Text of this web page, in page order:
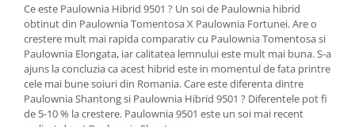
Ce este Paulownia Hibrid 9501 ? Un soi de Paulownia hibrid
obtinut din Paulownia Tomentosa X Paulownia Fortunei. Are o
crestere mult mai rapida comparativ cu Paulownia Tomentosa si
Paulownia Elongata, iar calitatea lemnului este mult mai buna. S-a
ajuns la concluzia ca acest hibrid este in momentul de fata printre
cele mai bune soiuri din Romania. Care este diferenta dintre
Paulownia Shantong si Paulownia Hibrid 9501 ? Diferentele pot fi
de 5-10 % la crestere. Paulownia 9501 este un soi mai recent